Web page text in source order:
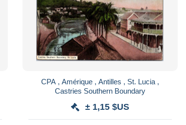
CPA , Amérique , Antilles , St. Lucia ,
Castries Southern Boundary
± 1,15 $US